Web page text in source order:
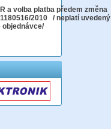
a volba platba předem změna
2010 / neplatí uvedený
objednávce/